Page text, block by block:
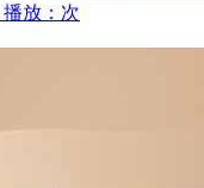
播放：次